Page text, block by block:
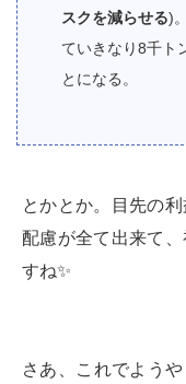
スクを減らせる)
ていきなり8千ト
とになる。
とかとか。目先の
配慮が全て出来て、
すね✨
さあ、これでよう